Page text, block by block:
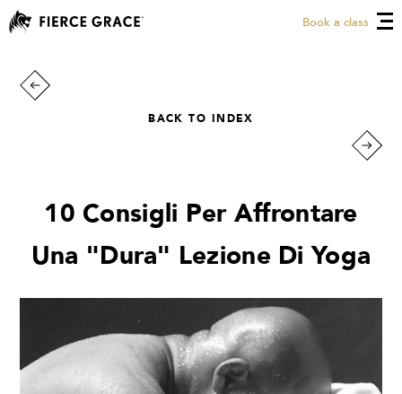
Book a class
BACK TO INDEX
10 Consigli Per Affrontare
Una "Dura" Lezione Di Yoga